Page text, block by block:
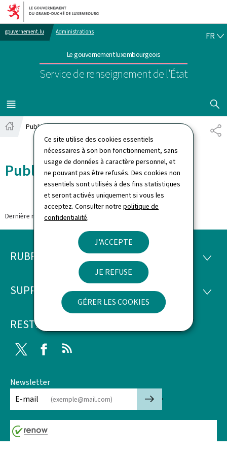
Ce site utilise des cookies essentiels
nécessaires à son bon fonctionnement, sans
usage de données à caractère personnel, et
ne pouvant pas être refusés. Des cookies non
essentiels sont utilisés à des fins statistiques
et seront activés uniquement si vous les
acceptez. Consulter notrepolitique de
confidentialité.
J'ACCEPTE
JE REFUSE
GÉRER LES COOKIES
Aller au menu principal
Aller au contenu
gouvernement.lu Administrations
Le gouvernement luxembourgeois
Service de renseignement de l'État
FR
MENU
PRINCIPAL
Publications
Publications
Dernière modification le28.06.2026
Pied
page
RUBRIQUES
SUPPORT
RESTEZ CONNECTÉ
Twitter Facebook
Newsletter
E-mail
🡒